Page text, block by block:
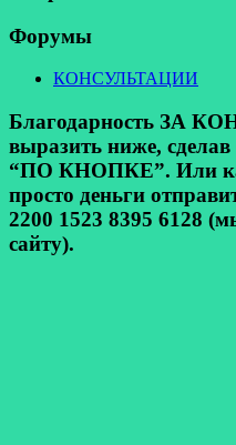
Форумы
КОНСУЛЬТАЦИИ
Благодарность ЗА
выразить ниже, сделав
“ПО КНОПКЕ”. Или
просто деньги
2200 1523 8395 6128
сайту).